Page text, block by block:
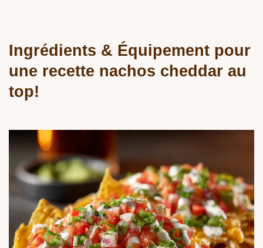
Ingrédients & Équipement pour
une recette nachos cheddar au
top!